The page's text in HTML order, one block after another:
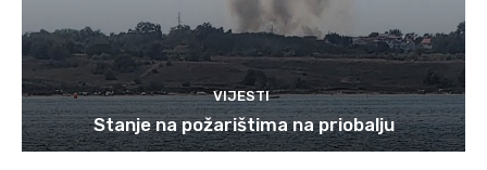
VIJESTI
Stanje na požarištima na priobalju